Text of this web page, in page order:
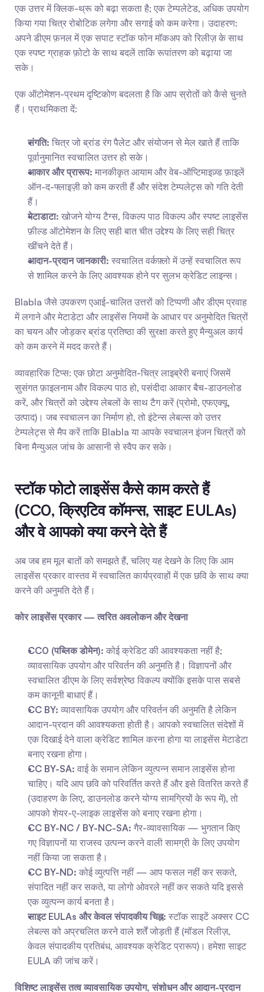
एक उत्तर में क्लिक-थ्रू को बढ़ा सकता है; एक टेम्पलेटेड, अधिक उपयोग
किया गया चित्र रोबोटिक लगेगा और सगाई को कम करेगा। उदाहरण:
अपने डीएम फ़नल में एक सपाट स्टॉक फोन मॉकअप को रिलीज़ के साथ
एक स्पष्ट ग्राहक फ़ोटो के साथ बदलें ताकि रूपांतरण को बढ़ाया जा
सके।
एक ऑटोमेशन-प्रथम दृष्टिकोण बदलता है कि आप स्रोतों को कैसे चुनते
हैं। प्राथमिकता दें:
संगति: चित्र जो ब्रांड रंग पैलेट और संयोजन से मेल खाते हैं ताकि
पूर्वानुमानित स्वचालित उत्तर हो सके।
आकार और प्रारूप: मानकीकृत आयाम और वेब-ऑप्टिमाइज़्ड फ़ाइलें
ऑन-द-फ्लाइज़ी को कम करती हैं और संदेश टेम्पलेट्स को गति देती
हैं।
मेटाडाटा: खोजने योग्य टैग्स, विकल्प पाठ विकल्प और स्पष्ट लाइसेंस
फ़ील्ड ऑटोमेशन के लिए सही बात चीत उद्देश्य के लिए सही चित्र
खींचने देते हैं।
आदान-प्रदान जानकारी: स्वचालित वर्कफ़्लो में उन्हें स्वचालित रूप
से शामिल करने के लिए आवश्यक होने पर सुलभ क्रेडिट लाइन्स।
Blabla जैसे उपकरण एआई-चालित उत्तरों को टिप्पणी और डीएम प्रवाह
में लगाने और मेटाडेटा और लाइसेंस नियमों के आधार पर अनुमोदित चित्रों
का चयन और जोड़कर ब्रांड प्रतिष्ठा की सुरक्षा करते हुए मैन्युअल कार्य
को कम करने में मदद करते हैं।
व्यावहारिक टिप्स: एक छोटा अनुमोदित-चित्र लाइब्रेरी बनाएं जिसमें
सुसंगत फ़ाइलनाम और विकल्प पाठ हो, पसंदीदा आकार बैच-डाउनलोड
करें, और चित्रों को उद्देश्य लेबलों के साथ टैग करें (प्रोमो, एफएक्यू,
उत्पाद)। जब स्वचालन का निर्माण हो, तो इंटेन्स लेबल्स को उत्तर
टेम्पलेट्स से मैप करें ताकि Blabla या आपके स्वचालन इंजन चित्रों को
बिना मैन्युअल जांच के आसानी से स्वैप कर सके।
स्टॉक फोटो लाइसेंस कैसे काम करते हैं
(CC0, क्रिएटिव कॉमन्स, साइट EULAs)
और वे आपको क्या करने देते हैं
अब जब हम मूल बातों को समझते हैं, चलिए यह देखने के लिए कि आम
लाइसेंस प्रकार वास्तव में स्वचालित कार्यप्रवाहों में एक छवि के साथ क्या
करने की अनुमति देते हैं।
कोर लाइसेंस प्रकार — त्वरित अवलोकन और देखना
CC0 (पब्लिक डोमेन): कोई क्रेडिट की आवश्यकता नहीं है;
व्यावसायिक उपयोग और परिवर्तन की अनुमति है। विज्ञापनों और
स्वचालित डीएम के लिए सर्वश्रेष्ठ विकल्प क्योंकि इसके पास सबसे
कम कानूनी बाधाएं हैं।
CC BY: व्यावसायिक उपयोग और परिवर्तन की अनुमति है लेकिन
आदान-प्रदान की आवश्यकता होती है। आपको स्वचालित संदेशों में
एक दिखाई देने वाला क्रेडिट शामिल करना होगा या लाइसेंस मेटाडेटा
बनाए रखना होगा।
CC BY-SA: वाई के समान लेकिन व्युत्पन्न समान लाइसेंस होना
चाहिए। यदि आप छवि को परिवर्तित करते हैं और इसे वितरित करते हैं
(उदाहरण के लिए, डाउनलोड करने योग्य सामग्रियों के रूप में), तो
आपको शेयर-ए-लाइक लाइसेंस को बनाए रखना होगा।
CC BY-NC / BY-NC-SA: गैर-व्यावसायिक — भुगतान किए
गए विज्ञापनों या राजस्व उत्पन्न करने वाली सामग्री के लिए उपयोग
नहीं किया जा सकता है।
CC BY-ND: कोई व्युत्पत्ति नहीं — आप फसल नहीं कर सकते,
संपादित नहीं कर सकते, या लोगो ओवरले नहीं कर सकते यदि इससे
एक व्युत्पन्न कार्य बनता है।
साइट EULAs और केवल संपादकीय चिह्न: स्टॉक साइटें अक्सर CC
लेबल्स को अप्रचलित करने वाले शर्तें जोड़ती हैं (मॉडल रिलीज़,
केवल संपादकीय प्रतिबंध, आवश्यक क्रेडिट प्रारूप)। हमेशा साइट
EULA की जांच करें।
विशिष्ट लाइसेंस तत्व व्यावसायिक उपयोग, संशोधन और आदान-प्रदान